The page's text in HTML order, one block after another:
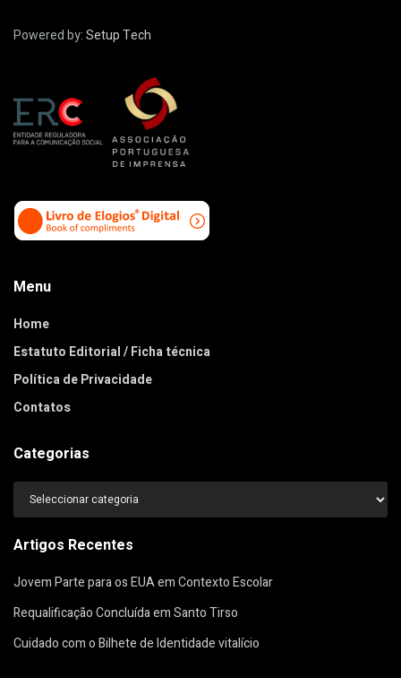
Powered by:Setup Tech
Menu
Home
Estatuto Editorial / Ficha técnica
Política de Privacidade
Contatos
Categorias
Categorias
Artigos Recentes
Jovem Parte para os EUA em Contexto Escolar
Requalificação Concluída em Santo Tirso
Cuidado com o Bilhete de Identidade vitalício